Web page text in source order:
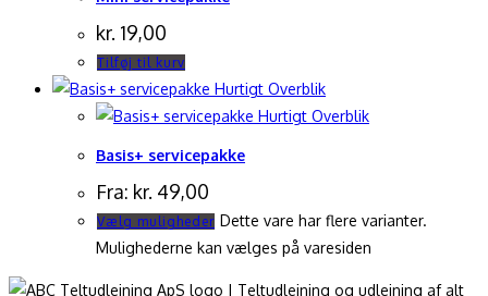
kr. 19,00
Tilføj til kurv
Hurtigt Overblik
Hurtigt Overblik
Basis+ servicepakke
Fra: kr. 49,00
Vælg muligheder Dette vare har flere varianter.
Mulighederne kan vælges på varesiden